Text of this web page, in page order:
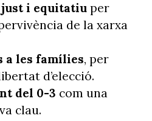
i equitatiuper
de la xarxa
a les famílies, per
d’elecció.
del 0-3 com una
clau.